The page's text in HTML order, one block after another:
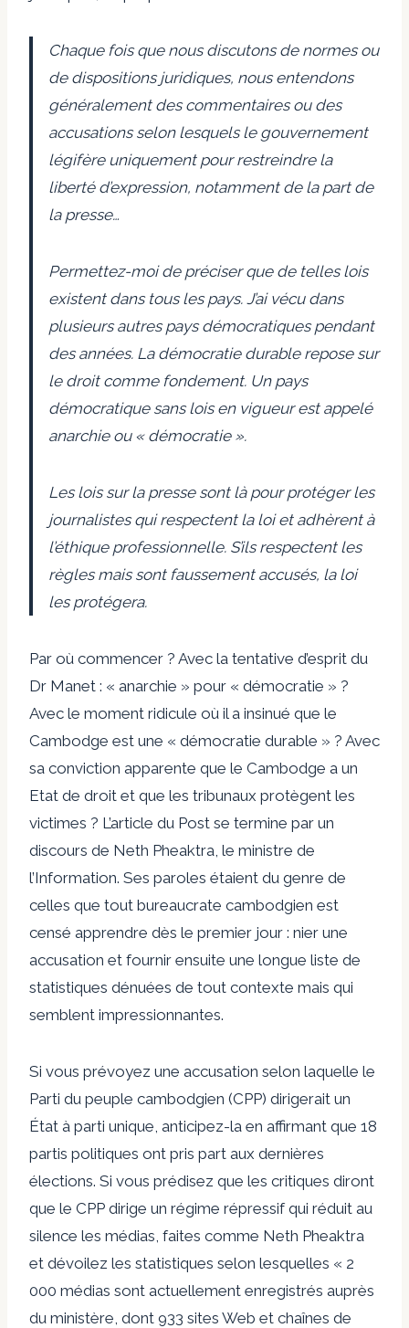
Chaque fois que nous discutons de normes ou
de dispositions juridiques, nous entendons
généralement des commentaires ou des
accusations selon lesquels le gouvernement
légifère uniquement pour restreindre la
liberté d’expression, notamment de la part de
la presse…
Permettez-moi de préciser que de telles lois
existent dans tous les pays. J’ai vécu dans
plusieurs autres pays démocratiques pendant
des années. La démocratie durable repose sur
le droit comme fondement. Un pays
démocratique sans lois en vigueur est appelé
anarchie ou « démocratie ».
Les lois sur la presse sont là pour protéger les
journalistes qui respectent la loi et adhèrent à
l’éthique professionnelle. S’ils respectent les
règles mais sont faussement accusés, la loi
les protégera.
Par où commencer ? Avec la tentative d’esprit du
Dr Manet : « anarchie » pour « démocratie » ?
Avec le moment ridicule où il a insinué que le
Cambodge est une « démocratie durable » ? Avec
sa conviction apparente que le Cambodge a un
Etat de droit et que les tribunaux protègent les
victimes ? L’article du Post se termine par un
discours de Neth Pheaktra, le ministre de
l’Information. Ses paroles étaient du genre de
celles que tout bureaucrate cambodgien est
censé apprendre dès le premier jour : nier une
accusation et fournir ensuite une longue liste de
statistiques dénuées de tout contexte mais qui
semblent impressionnantes.
Si vous prévoyez une accusation selon laquelle le
Parti du peuple cambodgien (CPP) dirigerait un
État à parti unique, anticipez-la en affirmant que 18
partis politiques ont pris part aux dernières
élections. Si vous prédisez que les critiques diront
que le CPP dirige un régime répressif qui réduit au
silence les médias, faites comme Neth Pheaktra
et dévoilez les statistiques selon lesquelles « 2
000 médias sont actuellement enregistrés auprès
du ministère, dont 933 sites Web et chaînes de